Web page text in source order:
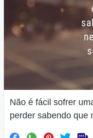
Não é fácil sofrer
perder sabendo que